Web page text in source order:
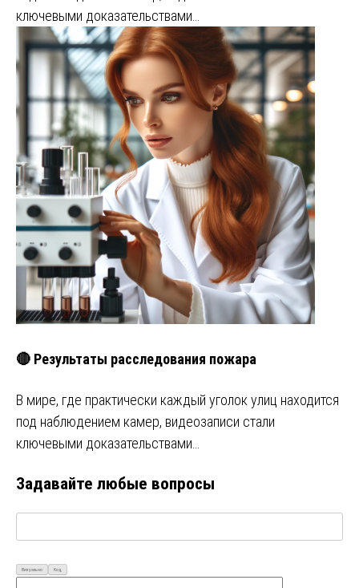
ключевыми доказательствами…
🔴 Результаты расследования пожара
В мире, где практически каждый уголок улиц находится
под наблюдением камер, видеозаписи стали
ключевыми доказательствами…
Задавайте любые вопросы
Визуально Код